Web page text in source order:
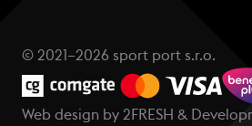
© 2021–2026 sport port s.r.o.
Web design by 2FRESH &